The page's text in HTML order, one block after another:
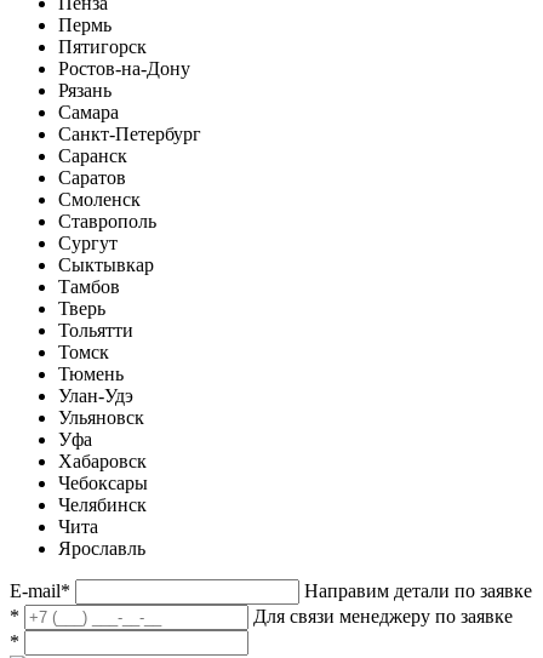
Пермь
Пятигорск
Ростов-на-Дону
Рязань
Самара
Санкт-Петербург
Саранск
Саратов
Смоленск
Ставрополь
Сургут
Сыктывкар
Тамбов
Тверь
Тольятти
Томск
Тюмень
Улан-Удэ
Ульяновск
Уфа
Хабаровск
Чебоксары
Челябинск
Чита
Ярославль
E-mail*
Направим детали по заявке
*
Для связи менеджеру по заявке
*